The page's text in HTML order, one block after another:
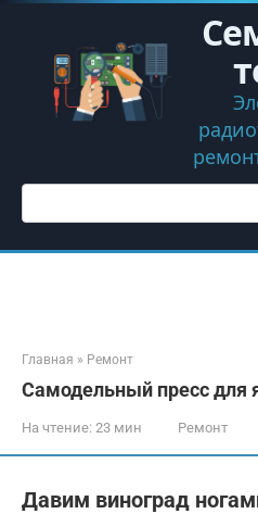
Перейти
контенту
Поиск:
Главная » Ремонт
Самодельный пресс для
На чтение: 23 мин Ремонт
Давим виноград